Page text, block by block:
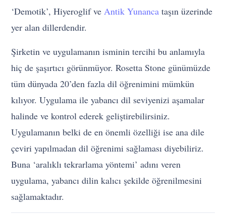
‘Demotik’, Hiyeroglif veAntik Yunanca taşın üzerinde
yer alan dillerdendir.
Şirketin ve uygulamanın isminin tercihi bu anlamıyla
hiç de şaşırtıcı görünmüyor. Rosetta Stone günümüzde
tüm dünyada 20’den fazla dil öğrenimini mümkün
kılıyor. Uygulama ile yabancı dil seviyenizi aşamalar
halinde ve kontrol ederek geliştirebilirsiniz.
Uygulamanın belki de en önemli özelliği ise ana dile
çeviri yapılmadan dil öğrenimi sağlaması diyebiliriz.
Buna ‘aralıklı tekrarlama yöntemi’ adını veren
uygulama, yabancı dilin kalıcı şekilde öğrenilmesini
sağlamaktadır.